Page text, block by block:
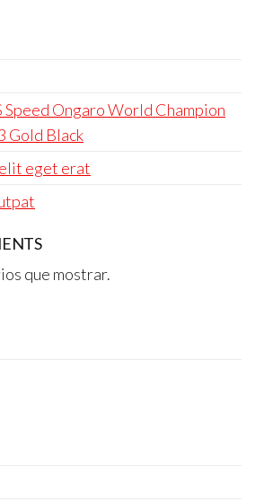
Ongaro World Champion
Gold Black
eget erat
que mostrar.